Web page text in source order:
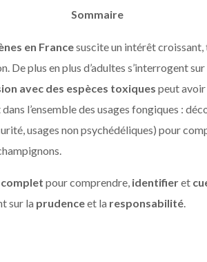
Sommaire
en Francesuscite un intérêt
De plus en plus d’adultes s’interrogent
avec des espèces toxiques peut avoir
l’ensemble des usages fongiques :
usages non psychédéliques) pour
pour comprendre, identifieret
sur la prudenceet la responsabilité.